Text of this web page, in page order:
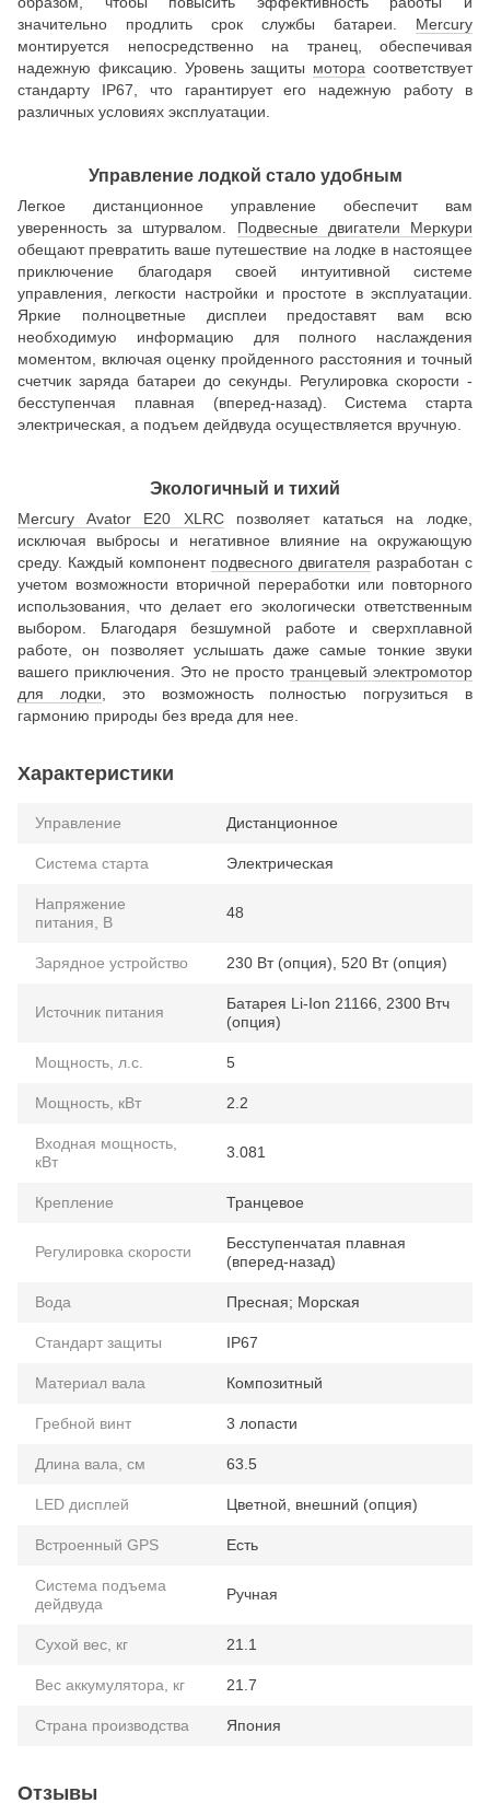
значительно продлить срок службы батареи. Mercury
монтируется непосредственно на транец, обеспечивая
надежную фиксацию. Уровень защиты мотора соответствует
стандарту IP67, что гарантирует его надежную работу в
различных условиях эксплуатации.
Управление лодкой стало удобным
Легкое дистанционное управление обеспечит вам
уверенность за штурвалом. Подвесные двигатели Меркури
обещают превратить ваше путешествие на лодке в настоящее
приключение благодаря своей интуитивной системе
управления, легкости настройки и простоте в эксплуатации.
Яркие полноцветные дисплеи предоставят вам всю
необходимую информацию для полного наслаждения
моментом, включая оценку пройденного расстояния и точный
счетчик заряда батареи до секунды. Регулировка скорости -
бесступенчая плавная (вперед-назад). Система старта
электрическая, а подъем дейдвуда осуществляется вручную.
Экологичный и тихий
Mercury Avator E20 XLRCпозволяет кататься на лодке,
исключая выбросы и негативное влияние на окружающую
среду. Каждый компонент подвесного двигателя разработан с
учетом возможности вторичной переработки или повторного
использования, что делает его экологически ответственным
выбором. Благодаря безшумной работе и сверхплавной
работе, он позволяет услышать даже самые тонкие звуки
вашего приключения. Это не просто транцевый электромотор
для лодки , это возможность полностью погрузиться в
гармонию природы без вреда для нее.
Характеристики
Управление Дистанционное
Система старта Электрическая
Напряжение
питания, В
48
Зарядное устройство 230 Вт (опция), 520 Вт (опция)
Источник питания
Батарея Li-Ion 21166, 2300 Втч
(опция)
Мощность, л.с. 5
Мощность, кВт 2.2
Входная мощность,
кВт
3.081
Крепление Транцевое
Регулировка скорости
Бесступенчатая плавная
(вперед-назад)
Вода Пресная; Морская
Стандарт защиты IP67
Материал вала Композитный
Гребной винт 3 лопасти
Длина вала, см 63.5
LED дисплей Цветной, внешний (опция)
Встроенный GPS Есть
Система подъема
дейдвуда
Ручная
Сухой вес, кг 21.1
Вес аккумулятора, кг 21.7
Страна производства Япония
Отзывы